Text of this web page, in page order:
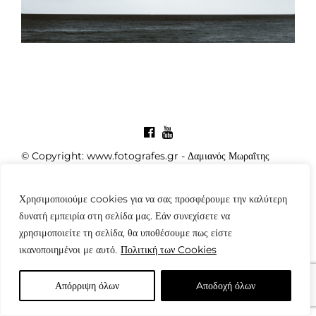
Χρησιμοποιούμε cookies για να σας προσφέρουμε την καλύτερη
δυνατή εμπειρία στη σελίδα μας. Εάν συνεχίσετε να
χρησιμοποιείτε τη σελίδα, θα υποθέσουμε πως είστε
ικανοποιημένοι με αυτό. Πολιτική των Cookies
Απόρριψη όλων Aποδοχή όλων
© Copyright: www.fotografes.gr - Δαμιανός Μωραΐτης